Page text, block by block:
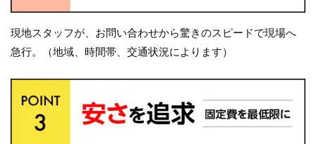
現地スタッフが、お問い合わせから驚きのスピードで現場へ
急行。（地域、時間帯、交通状況によります）